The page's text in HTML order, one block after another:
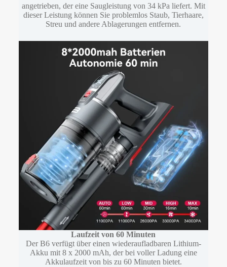
angetrieben, der eine Saugleistung von 34 kPa liefert. Mit
dieser Leistung können Sie problemlos Staub, Tierhaare,
Streu und andere Ablagerungen entfernen.
Laufzeit von 60 Minuten
Der B6 verfügt über einen wiederaufladbaren Lithium-
Akku mit 8 x 2000 mAh, der bei voller Ladung eine
Akkulaufzeit von bis zu 60 Minuten bietet.